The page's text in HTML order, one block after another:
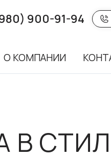
900-91-94
О КОМПАНИИ
В